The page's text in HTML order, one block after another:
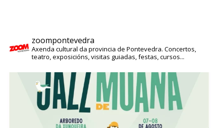
zoompontevedra
Axenda cultural da provincia de Pontevedra. Concertos,
teatro, exposicións, visitas guiadas, festas, cursos...